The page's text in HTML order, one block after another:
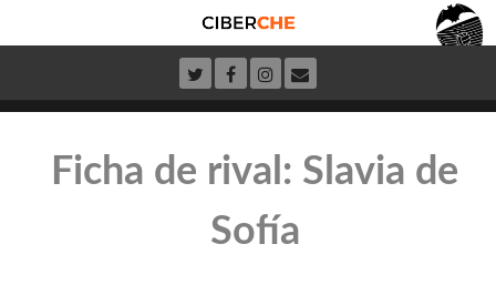
Ficha de rival: Slavia de
Sofía